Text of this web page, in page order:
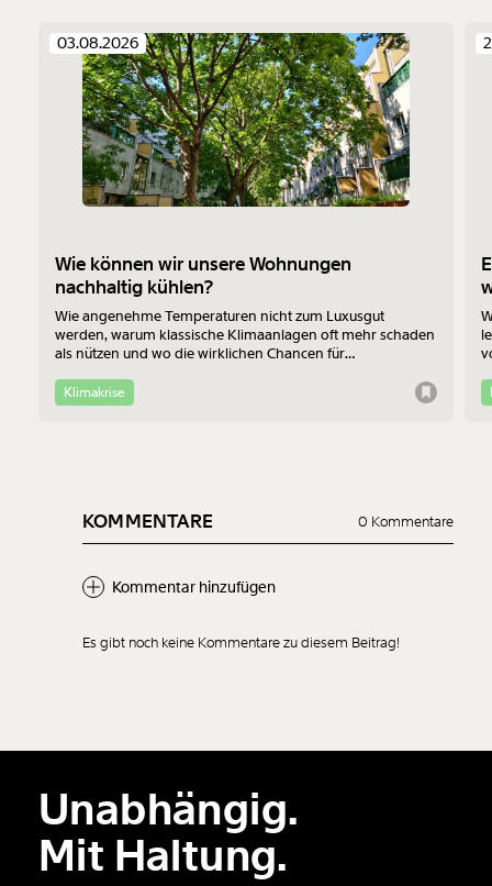
03.08.2026
Wie können wir unsere Wohnungen
nachhaltig kühlen?
Wie angenehme Temperaturen nicht zum Luxusgut
werden, warum klassische Klimaanlagen oft mehr schaden
als nützen und wo die wirklichen Chancen für
Richtmann von der TU Wien im Interview.
Klimakrise
KOMMENTARE 0 Kommentare
Kommentar hinzufügen
Der Inhalt dieses Feldes wird nicht öffentlich zugänglich angezeigt.
Es gibt noch keine Kommentare zu diesem Beitrag!
Unabhängig.
Mit Haltung.